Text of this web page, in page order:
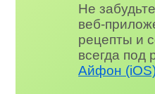
Не
веб-
рецепты и
всегда под
Айфон (iOS)